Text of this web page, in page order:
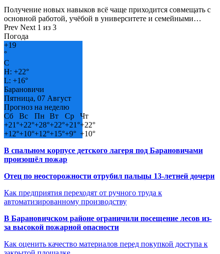
Получение новых навыков всё чаще приходится совмещать с
основной работой, учёбой в университете и семейными…
Prev Next 1 из 3
Погода
+19
°
C
H: +22°
L: +16°
Барановичи
Пятница, 07 Август
Прогноз на неделю
Сб
Вс Пн Вт Ср
Чт
+21°+22°+28°+22°+21°+22°
+12°+10°+12°+15°+9° +10°
В спальном корпусе детского лагеря под Барановичами
произошёл пожар
Отец по неосторожности отрубил пальцы 13-летней дочери
Как предприятия переходят от ручного труда к
автоматизированному производству
В Барановичском районе ограничили посещение лесов из-
за высокой пожарной опасности
Как оценить качество материалов перед покупкой доступа к